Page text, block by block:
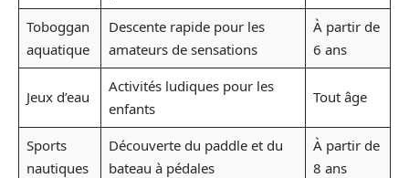
Toboggan
aquatique
Descente rapide pour les
amateurs de sensations
À partir de
6 ans
Jeux d’eau
Activités ludiques pour les
enfants
Tout âge
Sports
nautiques
Découverte du paddle et du
bateau à pédales
À partir de
8 ans